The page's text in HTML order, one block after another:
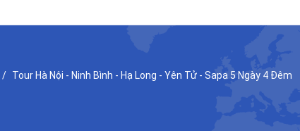
Tour Hà Nội - Ninh Bình - Hạ Long - Yên Tử - Sapa 5 Ngày 4 Đêm